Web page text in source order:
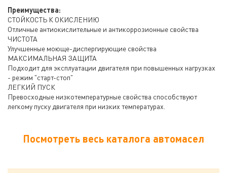
Преимущества:
СТОЙКОСТЬ К ОКИСЛЕНИЮ
Отличные антиокислительные и антикоррозионные свойства
ЧИСТОТА
Улучшенные моюще-диспергирующие свойства
МАКСИМАЛЬНАЯ ЗАЩИТА
Подходит для эксплуатации двигателя при повышенных нагрузках
- режим "старт-стоп"
ЛЕГКИЙ ПУСК
Превосходные низкотемпературные свойства способствуют
легкому пуску двигателя при низких температурах.
Посмотреть весь каталога автомасел